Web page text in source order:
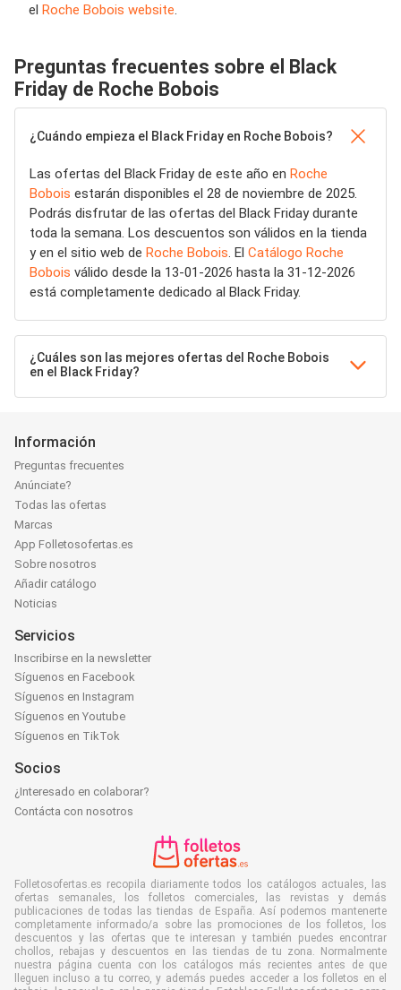
el Roche Bobois website.
Preguntas frecuentes sobre el Black
Friday de Roche Bobois
¿Cuándo empieza el Black Friday en Roche Bobois?
Las ofertas del Black Friday de este año en Roche
Bobois estarán disponibles el 28 de noviembre de 2025.
Podrás disfrutar de las ofertas del Black Friday durante
toda la semana. Los descuentos son válidos en la tienda
y en el sitio web de Roche Bobois. El Catálogo Roche
Bobois válido desde la 13-01-2026 hasta la 31-12-2026
está completamente dedicado al Black Friday.
¿Cuáles son las mejores ofertas del Roche Bobois
en el Black Friday?
Información
Preguntas frecuentes
Anúnciate?
Todas las ofertas
Marcas
App Folletosofertas.es
Sobre nosotros
Añadir catálogo
Noticias
Servicios
Inscribirse en la newsletter
Síguenos en Facebook
Síguenos en Instagram
Síguenos en Youtube
Síguenos en TikTok
Socios
¿Interesado en colaborar?
Contácta con nosotros
Folletosofertas.es recopila diariamente todos los catálogos actuales, las
ofertas semanales, los folletos comerciales, las revistas y demás
publicaciones de todas las tiendas de España. Así podemos mantenerte
completamente informado/a sobre las promociones de los folletos, los
descuentos y las ofertas que te interesan y también puedes encontrar
chollos, rebajas y descuentos en las tiendas de tu zona. Normalmente
nuestra página cuenta con los catálogos más recientes antes de que
lleguen incluso a tu correo, y además puedes acceder a los folletos en el